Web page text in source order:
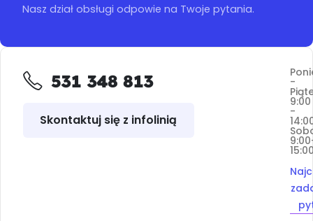
Nasz dział obsługi odpowie na Twoje pytania.
531 348 813
Skontaktuj się z infolinią
-
9:00
-